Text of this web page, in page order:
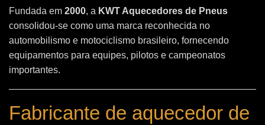
Fundada em 2000, a KWT Aquecedores de Pneus
consolidou-se como uma marca reconhecida no
automobilismo e motociclismo brasileiro, fornecendo
equipamentos para equipes, pilotos e campeonatos
importantes.
Fabricante de aquecedor de